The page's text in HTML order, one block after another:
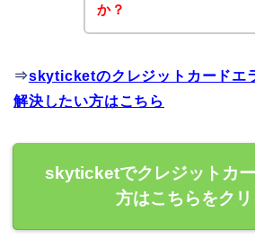
か？
⇒skyticketのクレジットカードエ
解決したい方はこちら
skyticketでクレジットカ
方はこちらをクリ